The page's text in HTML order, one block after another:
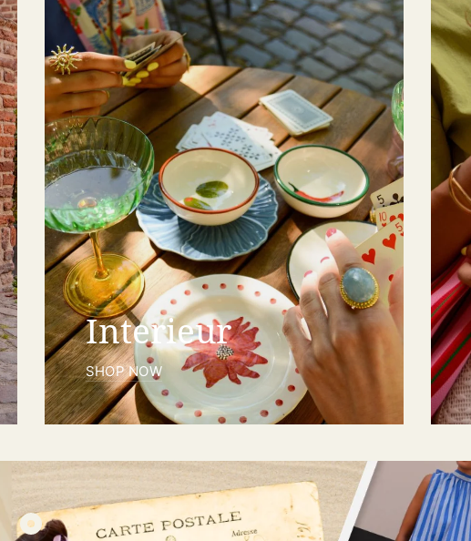
Interieur
SHOP NOW